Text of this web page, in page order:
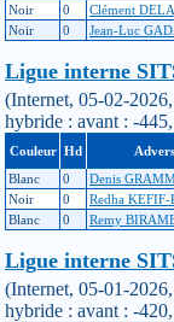
Noir
0 Clément
Noir
0 Jean-Luc
Ligue interne
(Internet, 05-02-
hybride : avant : -
Couleur Hd
Blanc
0 Denis
Noir
0 Redha
Blanc
0 Remy
Ligue interne
(Internet, 05-01-
hybride : avant : -